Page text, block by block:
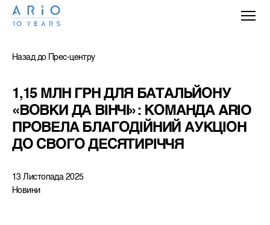
Назад до Прес-центру
1,15 МЛН ГРН ДЛЯ БАТАЛЬЙОНУ
«ВОВКИ ДА ВІНЧІ»: КОМАНДА ARIO
ПРОВЕЛА БЛАГОДІЙНИЙ АУКЦІОН
ДО СВОГО ДЕСЯТИРІЧЧЯ
Новини
13 Листопада 2025